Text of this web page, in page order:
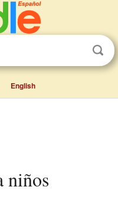
English
niños